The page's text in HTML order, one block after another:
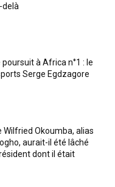
delà
poursuit à Africa n°1 : le
Serge Egdzagore
Wilfried Okoumba, alias
aurait-il été lâché
dont il était